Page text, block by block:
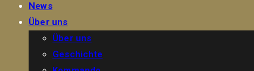
News
Über uns
Über uns
Geschichte